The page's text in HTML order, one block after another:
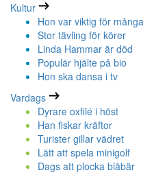
Kultur
Hon var viktig för många
Stor tävling för körer
Linda Hammar är död
Populär hjälte på bio
Hon ska dansa i tv
Vardags
Dyrare oxfilé i höst
Han fiskar kräftor
Turister gillar vädret
Lätt att spela minigolf
Dags att plocka blåbär